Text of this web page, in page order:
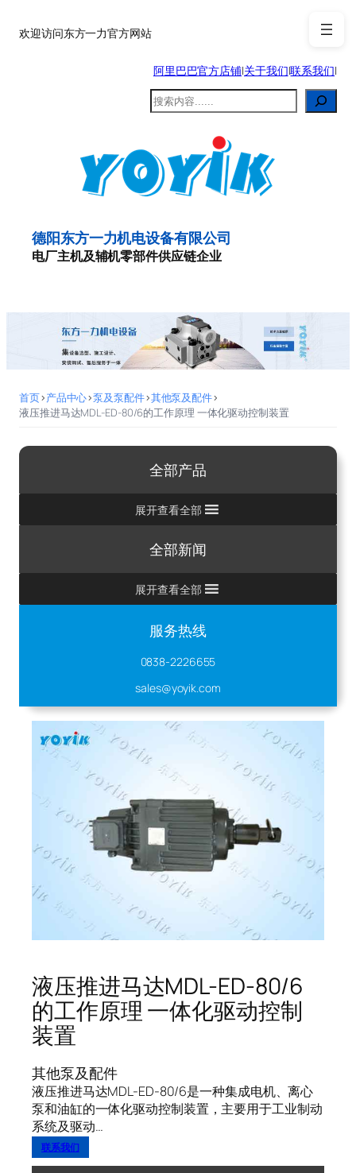
至欢迎访问东方一力官方网站
阿里巴巴官方店铺|关于我们|联系我们|
搜
索
德阳东方一力机电设备有限公司
电厂主机及辅机零部件供应链企业
首页>产品中心>泵及泵配件>其他泵及配件>
液压推进马达MDL-ED-80/6的工作原理 一体化驱动控制装置
全部产品
展开查看全部
全部新闻
展开查看全部
服务热线
0838-2226655
sales@yoyik.com
液压推进马达MDL-ED-80/6
的工作原理 一体化驱动控制
装置
其他泵及配件
液压推进马达MDL-ED-80/6是一种集成电机、离心
泵和油缸的一体化驱动控制装置，主要用于工业制动
系统及驱动…
联系我们